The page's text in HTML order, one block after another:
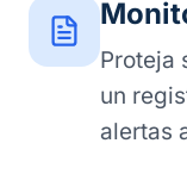
Proteja
un
alertas